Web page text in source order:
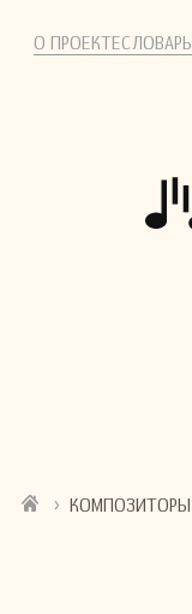
О ПРОЕКТЕСЛОВАРЬ
› КОМПОЗИТОРЫ